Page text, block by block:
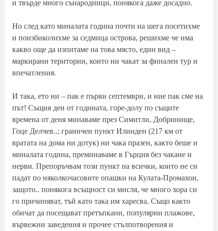
и твърде много сънародници, понякога даже досадно.
Но след като миналата година почти на шега посетихме
и поизбиколихме за седмица острова, решихме че има
какво още да изпитаме на това място, един вид –
маркирани територии, които ни чакат за финален тур и
впечатления.
И така, ето ни – пак е първи септември, и ние пак сме на
път! Същия ден от годината, горе-долу по същите
времена от деня минаваме през Симитли, Добринище,
Гоце Делчев..; граничен пункт Илинден (217 км от
вратата на дома ни дотук) ни чака празен, както беше и
миналата година, преминаваме в Гърция без чакане и
нерви. Препоръчвам този пункт на всички, които не си
падат по няколкочасовите опашки на Кулата-Промахон,
защото.. понякога всъщност си мисля, че много хора си
го причиняват, тъй като така им харесва. Също както
обичат да посещават претъпкани, популярни плажове,
вървежни заведения и прочее стълпотворения и